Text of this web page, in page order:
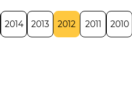
2014 2013 2012 2011 2010